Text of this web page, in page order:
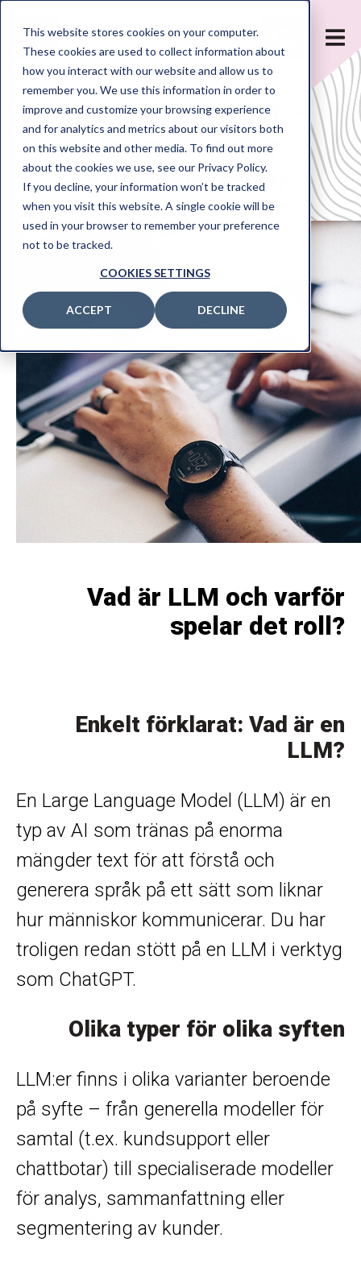
This website stores cookies on your computer.
These cookies are used to collect information about
how you interact with our website and allow us to
remember you. We use this information in order to
improve and customize your browsing experience
and for analytics and metrics about our visitors both
on this website and other media. To find out more
about the cookies we use, see our Privacy Policy.
If you decline, your information won’t be tracked
when you visit this website. A single cookie will be
used in your browser to remember your preference
not to be tracked.
COOKIES SETTINGS
ACCEPT DECLINE
TJÄNSTER
HUBSPOT
CASE
ARTIKLAR
OM OSS
ENG
AI och HubSpot –
framtiden för
kundrelationer
Vad är LLM och varför
spelar det roll?
Enkelt förklarat: Vad är en
LLM?
En Large Language Model (LLM) är en
typ av AI som tränas på enorma
mängder text för att förstå och
generera språk på ett sätt som liknar
hur människor kommunicerar. Du har
troligen redan stött på en LLM i verktyg
som ChatGPT.
Olika typer för olika syften
LLM:er finns i olika varianter beroende
på syfte – från generella modeller för
samtal (t.ex. kundsupport eller
chattbotar) till specialiserade modeller
för analys, sammanfattning eller
segmentering av kunder.